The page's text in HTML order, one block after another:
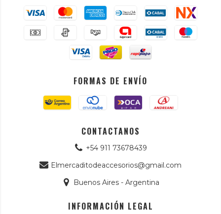
FORMAS DE ENVÍO
CONTACTANOS
+54 911 73678439
Elmercaditodeaccesorios@gmail.com
Buenos Aires - Argentina
INFORMACIÓN LEGAL